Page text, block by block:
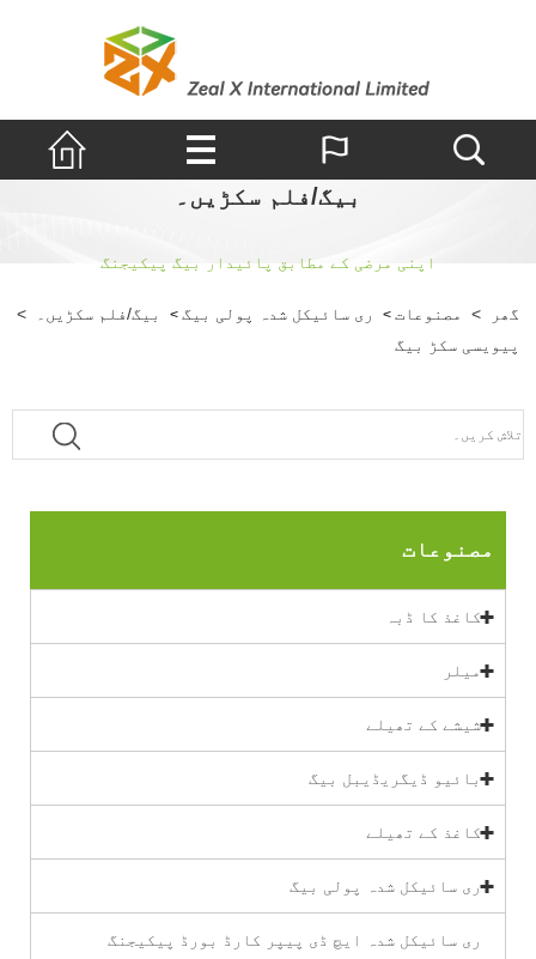
بیگ/فلم سکڑیں۔
اپنی مرضی کے مطابق پائیدار بیگ پیکیجنگ
گھر مصنوعات> ری سائیکل شدہ پولی بیگ> بیگ/فلم سکڑیں۔
پیویسی سکڑ بیگ
مصنوعات
کاغذ کا ڈبہ
میلر
شیشے کے تھیلے
بائیو ڈیگریڈیبل بیگ
کاغذ کے تھیلے
ری سائیکل شدہ پولی بیگ
ری سائیکل شدہ ایچ ڈی پیپر کارڈ بورڈ پیکیجنگ